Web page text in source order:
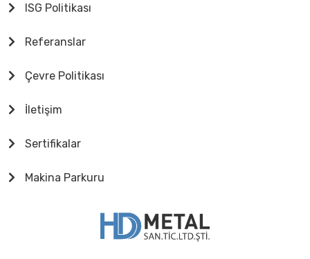
ISG Politikası
Referanslar
Çevre Politikası
İletişim
Sertifikalar
Makina Parkuru